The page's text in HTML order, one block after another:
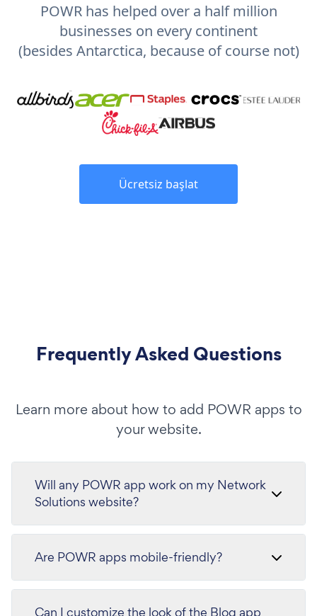
POWR has helped over a half million
businesses on every continent
(besides Antarctica, because of course not)
Ücretsiz başlat
Frequently Asked Questions
Learn more about how to add POWR apps to
your website.
Will any POWR app work on my Network
Solutions website?
Are POWR apps mobile-friendly?
Can I customize the look of the Blog app